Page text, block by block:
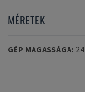
MÉRETEK
GÉP MAGASSÁGA: